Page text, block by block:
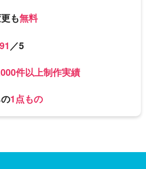
も無料
／5
件以上制作実績
1点もの